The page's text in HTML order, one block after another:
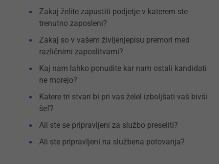
Zakaj želite zapustiti podjetje v katerem ste
trenutno zaposleni?
Zakaj so v vašem življenjepisu premori med
različnimi zaposlitvami?
Kaj nam lahko ponudite kar nam ostali kandidati
ne morejo?
Katere tri stvari bi pri vas želel izboljšati vaš bivši
šef?
Ali ste se pripravljeni za službo preseliti?
Ali ste pripravljeni na službena potovanja?